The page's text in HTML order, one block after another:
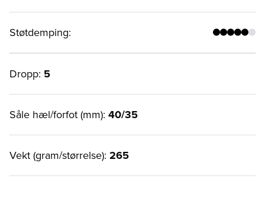
Støtdemping:
Dropp: 5
Såle hæl/forfot (mm): 40/35
Vekt (gram/størrelse): 265